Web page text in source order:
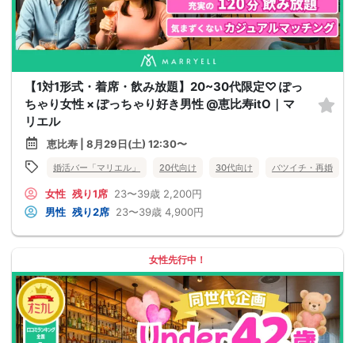
【1対1形式・着席・飲み放題】20~30代限定♡ ぽっ
ちゃり女性 × ぽっちゃり好き男性 @恵比寿itO｜マ
リエル
恵比寿 | 8月29日(土) 12:30〜
婚活バー「マリエル」 20代向け 30代向け バツイチ・再婚
女性 残り1席 23〜39歳 2,200円
男性 残り2席 23〜39歳 4,900円
女性先行中！